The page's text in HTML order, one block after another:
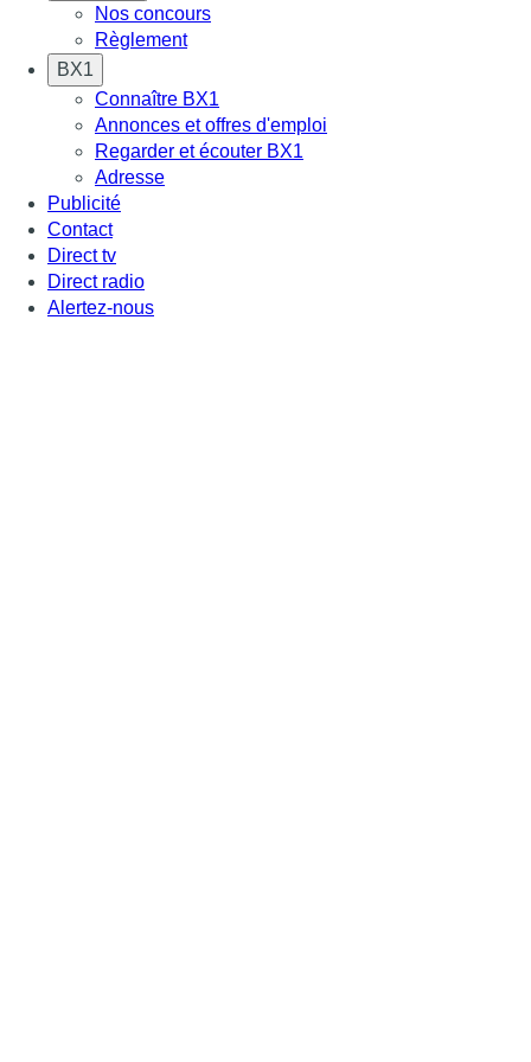
Nos concours
Règlement
BX1
Connaître BX1
Annonces et offres d'emploi
Regarder et écouter BX1
Adresse
Publicité
Contact
Direct tv
Direct radio
Alertez-nous